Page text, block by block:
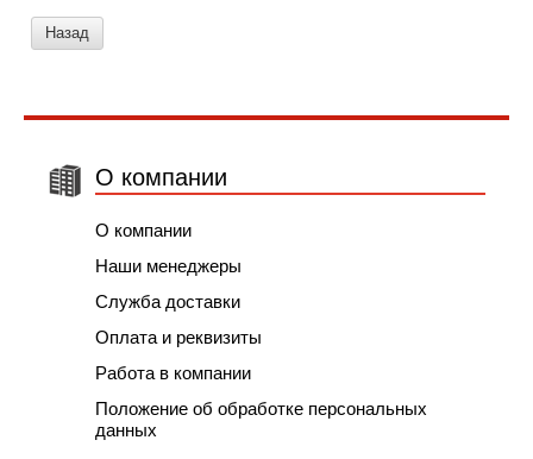
Назад
О компании
О компании
Наши менеджеры
Служба доставки
Оплата и реквизиты
Работа в компании
Положение об обработке персональных
данных